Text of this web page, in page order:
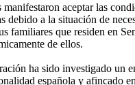
aceptar las
debido a la situación de
familiares que residen en
de ellos.
ha sido investigado un
española y afincado